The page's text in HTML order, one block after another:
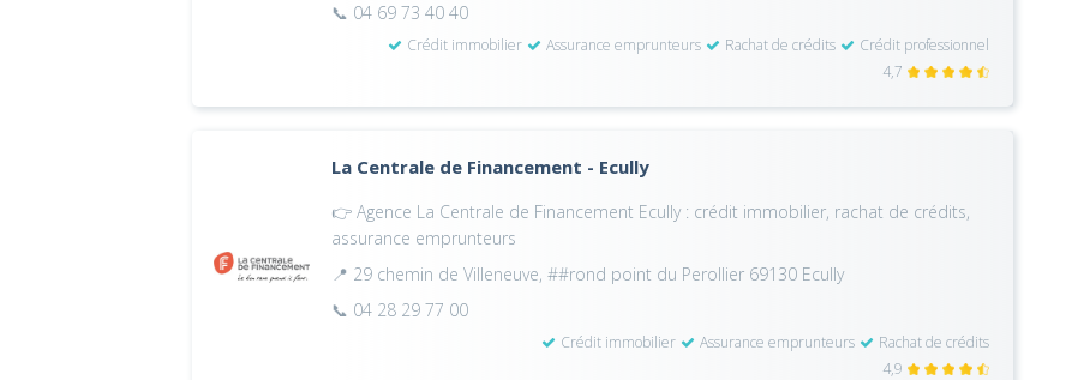
📞 04 69 73 40 40
Crédit immobilier Assurance emprunteurs Rachat de crédits
Crédit professionnel
4,7
La Centrale de Financement - Ecully
👉 Agence La Centrale de Financement Ecully : crédit immobilier, rachat de crédits,
assurance emprunteurs
📍 29 chemin de Villeneuve, ##rond point du Perollier 69130 Ecully
📞 04 28 29 77 00
Crédit immobilier Assurance emprunteurs
Rachat de crédits
4,9